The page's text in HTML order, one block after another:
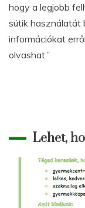
hogy a legjobb
sütik használatát
információkat
olvashat.”
Lehet,